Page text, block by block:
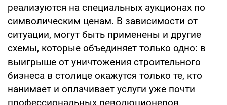
реализуются на специальных аукционах по
символическим ценам. В зависимости от
ситуации, могут быть применены и другие
схемы, которые объединяет только одно: в
выигрыше от уничтожения строительного
бизнеса в столице окажутся только те, кто
нанимает и оплачивает услуги уже почти
профессиональных революционеров,